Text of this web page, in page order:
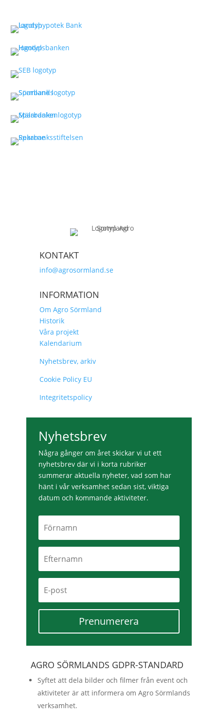
KONTAKT
info@agrosormland.se
INFORMATION
Om Agro Sörmland
Historik
Våra projekt
Kalendarium
Nyhetsbrev, arkiv
Cookie Policy EU
Integritetspolicy
Nyhetsbrev
Några gånger om året skickar vi ut ett
nyhetsbrev där vi i korta rubriker
summerar aktuella nyheter, vad som har
hänt i vår verksamhet sedan sist, viktiga
datum och kommande aktiviteter.
Prenumerera
AGRO SÖRMLANDS GDPR-STANDARD
Syftet att dela bilder och filmer från event och
aktiviteter är att informera om Agro Sörmlands
verksamhet.